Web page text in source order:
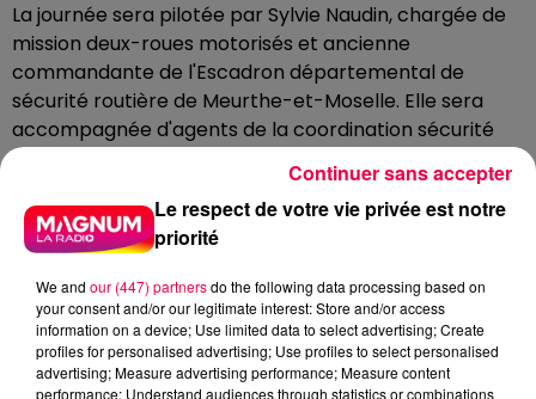
La journée sera pilotée par Sylvie Naudin, chargée de
mission deux-roues motorisés et ancienne
commandante de l'Escadron départemental de
sécurité routière de Meurthe-et-Moselle. Elle sera
accompagnée d'agents de la coordination sécurité
routière et d'inspecteurs du permis de conduire.
UN ENJEU MAJEUR POUR LA
SÉCURITÉ ROUTIÈRE
À travers cette initiative, les services de l'État
entendent poursuivre leurs actions de prévention
auprès d'une catégorie d'usagers particulièrement
vulnérable. Chaque année, les conducteurs de deux-
Le respect de votre vie privée est notre
priorité
We and our (447) partnersdo the following data processing based on
your consent and/or our legitimate interest: Store and/or access
information on a device; Use limited data to select advertising; Create
profiles for personalised advertising; Use profiles to select personalised
advertising; Measure advertising performance; Measure content
performance; Understand audiences through statistics or combinations
Continuer sans accepter